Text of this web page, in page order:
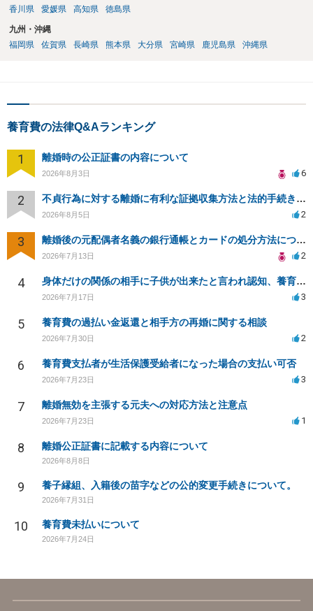
香川県
愛媛県 高知県 徳島県
九州・沖縄
福岡県
佐賀県 長崎県 熊本県 大分県 宮崎県 鹿児島県 沖縄県
養育費の法律Q&Aランキング
1 離婚時の公正証書の内容について
2026年8月3日 6
2 不貞行為に対する離婚に有利な証拠収集方法と法的手続きについて
2026年8月5日 2
3 離婚後の元配偶者名義の銀行通帳とカードの処分方法について
2026年7月13日 2
4 身体だけの関係の相手に子供が出来たと言われ認知、養育費を要求されているが自身の子供か分からない
2026年7月17日 3
5 養育費の過払い金返還と相手方の再婚に関する相談
2026年7月30日 2
6 養育費支払者が生活保護受給者になった場合の支払い可否
2026年7月23日 3
7 離婚無効を主張する元夫への対応方法と注意点
2026年7月23日 1
8 離婚公正証書に記載する内容について
2026年8月8日
9 養子縁組、入籍後の苗字などの公的変更手続きについて。
2026年7月31日
10 養育費未払いについて
2026年7月24日